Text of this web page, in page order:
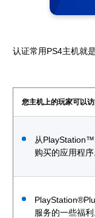
认证常用PS4主机就
您主机上的玩家可以访
从
购买的应用程序
服务的一些福利